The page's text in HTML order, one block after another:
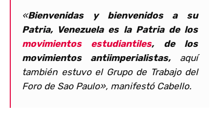
«Bienvenidas y bienvenidos a su
Patria, Venezuela es la Patria de los
movimientos estudiantiles, de los
movimientos antiimperialistas, aquí
también estuvo el Grupo de Trabajo del
Foro de Sao Paulo», manifestó Cabello.